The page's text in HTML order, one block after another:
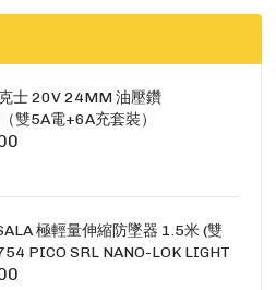
士 20V 24MM 油壓鑽
雙5A電+6A充套裝）
極輕量伸縮防墜器 1.5米 (雙
PICO SRL NANO-LOK LIGHT